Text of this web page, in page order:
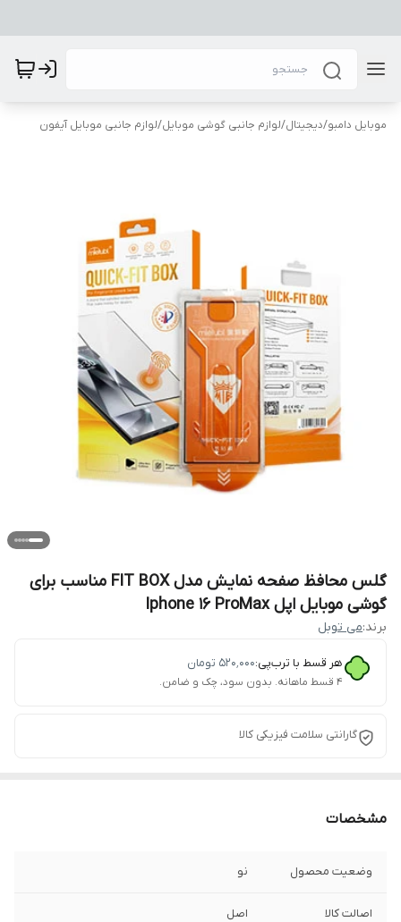
موبایل دامبو/دیجیتال/لوازم جانبی گوشی موبایل/لوازم جانبی موبایل آیفون
گلس محافظ صفحه نمایش مدل FIT BOX مناسب برای
گوشی موبایل اپل Iphone 16 ProMax
برند:می توبل
هر قسط با ترب‌پی:۵۲۰٬۰۰۰ تومان
۴ قسط ماهانه. بدون سود، چک و ضامن.
گارانتی سلامت فیزیکی کالا
مشخصات
وضعیت محصول نو
اصالت کالا اصل